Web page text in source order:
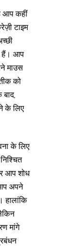
आप कहीं
टाइम
हैं। आप
माउस
को
के लिए
के लिए
आप शोध
अपने
हालांकि
मांगे